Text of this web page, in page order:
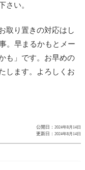
さい。
取り置きの対応はし
。早まるかもとメー
も」です。お早めの
します。よろしくお
公開日： 2024年8月14日
更新日： 2024年8月14日